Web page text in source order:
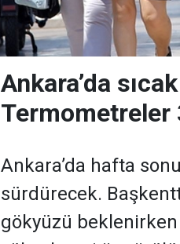
Ankara’da
Termometreler
Ankara’da hafta
sürdürecek.
gökyüzü beklenirken